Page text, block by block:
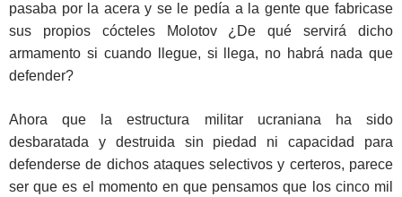
pasaba por la acera y se le pedía a la gente que fabricase
sus propios cócteles Molotov ¿De qué servirá dicho
armamento si cuando llegue, si llega, no habrá nada que
defender?
Ahora que la estructura militar ucraniana ha sido
desbaratada y destruida sin piedad ni capacidad para
defenderse de dichos ataques selectivos y certeros, parece
ser que es el momento en que pensamos que los cinco mil